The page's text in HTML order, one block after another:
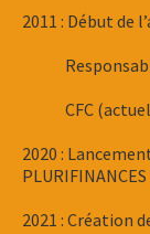
2011 : Début de
Responsable
CFC
2020 :
2021 : Création